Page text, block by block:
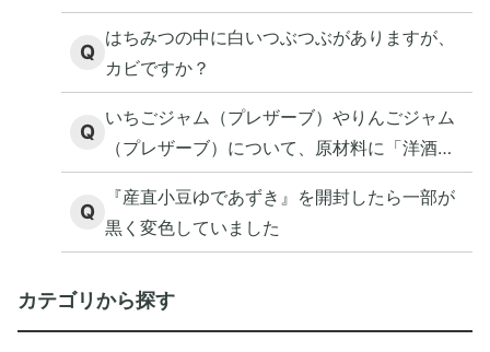
Q
はちみつの中に白いつぶつぶがありますが、
カビですか？
Q
いちごジャム（プレザーブ）やりんごジャム
（プレザーブ）について、原材料に「洋酒」
とありますが、アルコールが含まれているの
ですか
Q
『産直小豆ゆであずき』を開封したら一部が
黒く変色していました
カテゴリから探す